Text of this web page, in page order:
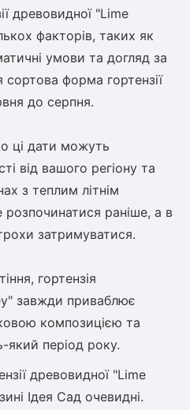
троянди)
древовидної "Lime
факторів, таких як
умови та догляд за
форма гортензії
до серпня.
ці дати можуть
від вашого регіону та
з теплим літнім
розпочинатися раніше, а в
затримуватися.
гортензія
завжди приваблює
композицією та
який період року.
древовидної "Lime
Ідея Сад очевидні.